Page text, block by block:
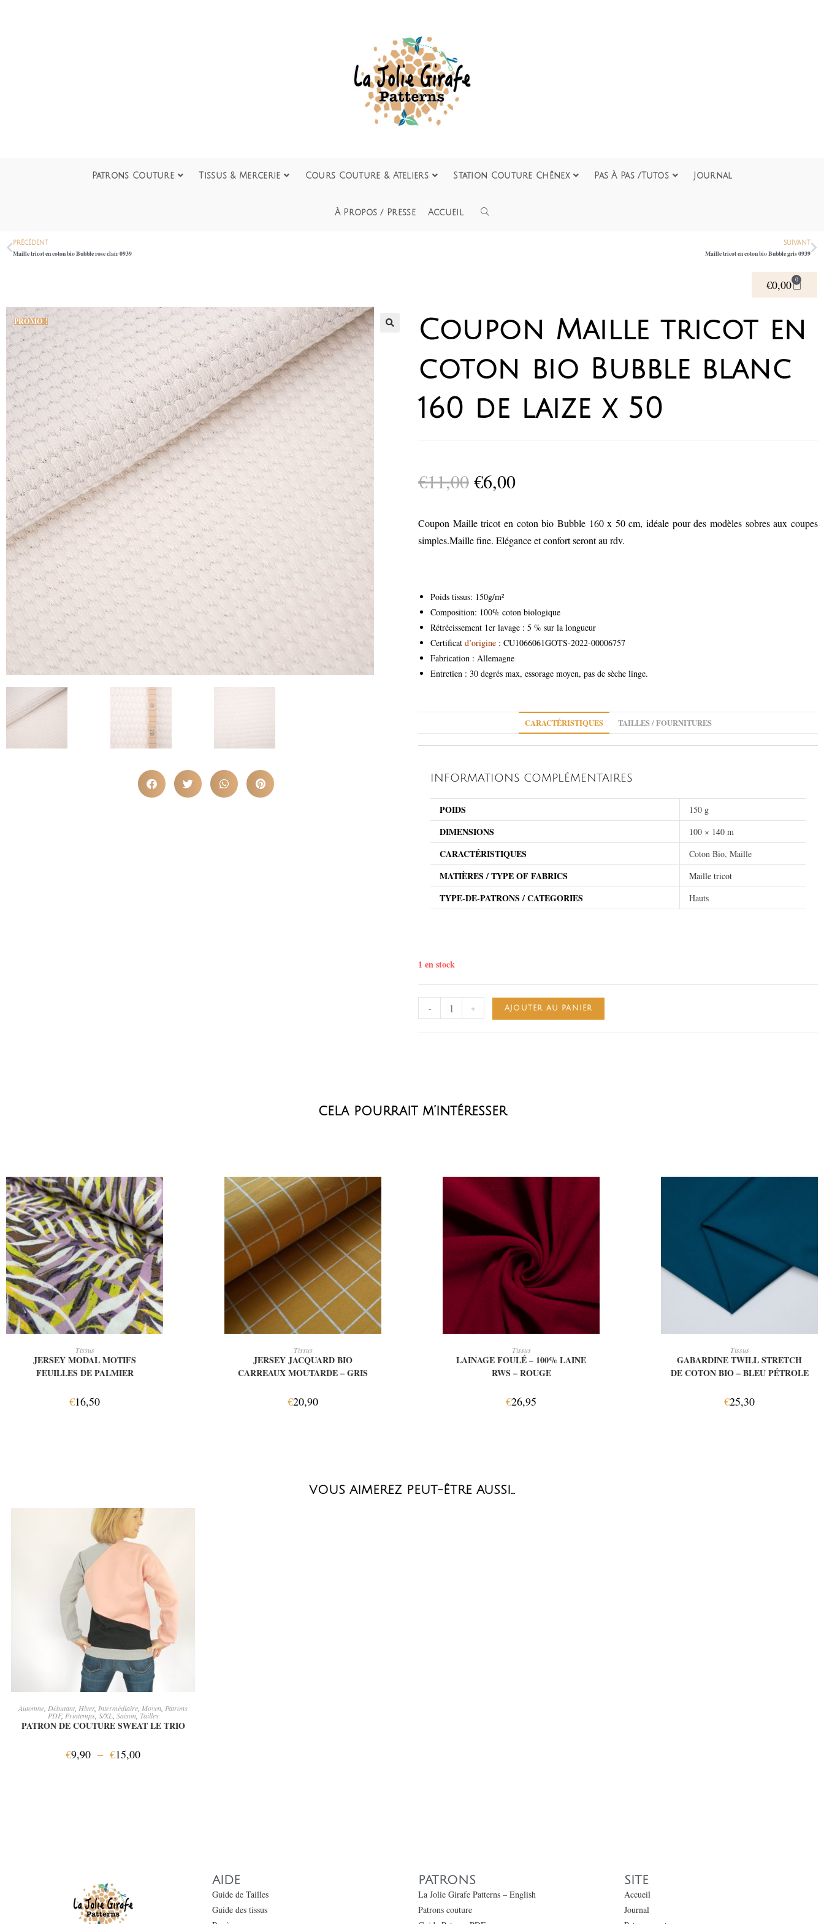
Patrons Couture Tissus & Mercerie Cours Couture & Ateliers Station Couture Chênex Pas À Pas /Tutos Journal
À Propos / Presse Accueil
PRÉCÉDENT
Maille tricot en coton bio Bubble rose clair 0939
SUIVANT
Maille tricot en coton bio Bubble gris 0939
€0,00 0
PROMO !
Coupon Maille tricot en
coton bio Bubble blanc
160 de laize x 50
€11,00 €6,00
Coupon Maille tricot en coton bio Bubble 160 x 50 cm, idéale pour des modèles sobres aux coupes
simples.Maille fine. Elégance et confort seront au rdv.
Poids tissus: 150g/m²
Composition: 100% coton biologique
Rétrécissement 1er lavage : 5 % sur la longueur
Certificat d’origine : CU1066061GOTS-2022-00006757
Fabrication : Allemagne
Entretien : 30 degrés max, essorage moyen, pas de sèche linge.
CARACTÉRISTIQUES TAILLES / FOURNITURES
INFORMATIONS COMPLÉMENTAIRES
POIDS 150 g
DIMENSIONS 100 × 140 m
CARACTÉRISTIQUES Coton Bio, Maille
MATIÈRES / TYPE OF FABRICS Maille tricot
TYPE-DE-PATRONS / CATEGORIES Hauts
1 en stock
- + AJOUTER AU PANIER
cela pourrait m’intéresser
Tissus
JERSEY MODAL MOTIFS
FEUILLES DE PALMIER
€16,50
Tissus
JERSEY JACQUARD BIO
CARREAUX MOUTARDE – GRIS
€20,90
Tissus
LAINAGE FOULÉ – 100% LAINE
RWS – ROUGE
€26,95
Tissus
GABARDINE TWILL STRETCH
DE COTON BIO – BLEU PÉTROLE
€25,30
VOUS AIMEREZ PEUT-ÊTRE AUSSI…
CHOIX DES OPTIONS
Automne Débutant Hiver, Intermédiaire Moyen Patrons
PDF, Printemps, S/XL, Saison,Tailles
PATRON DE COUTURE SWEAT LE TRIO
€9,90 – €15,00
AIDE
Guide de Tailles
Guide des tissus
PATRONS
La Jolie Girafe Patterns – English
Patrons couture
SITE
Accueil
Journal